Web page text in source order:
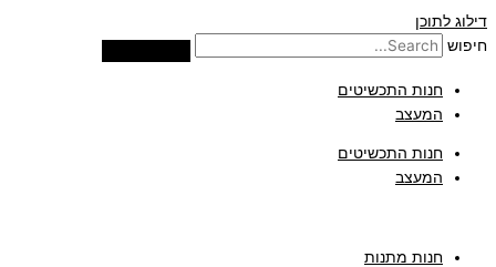
דילוג לתוכן
חיפוש
חנות התכשיטים
המעצב
חנות התכשיטים
המעצב
חנות מתנות